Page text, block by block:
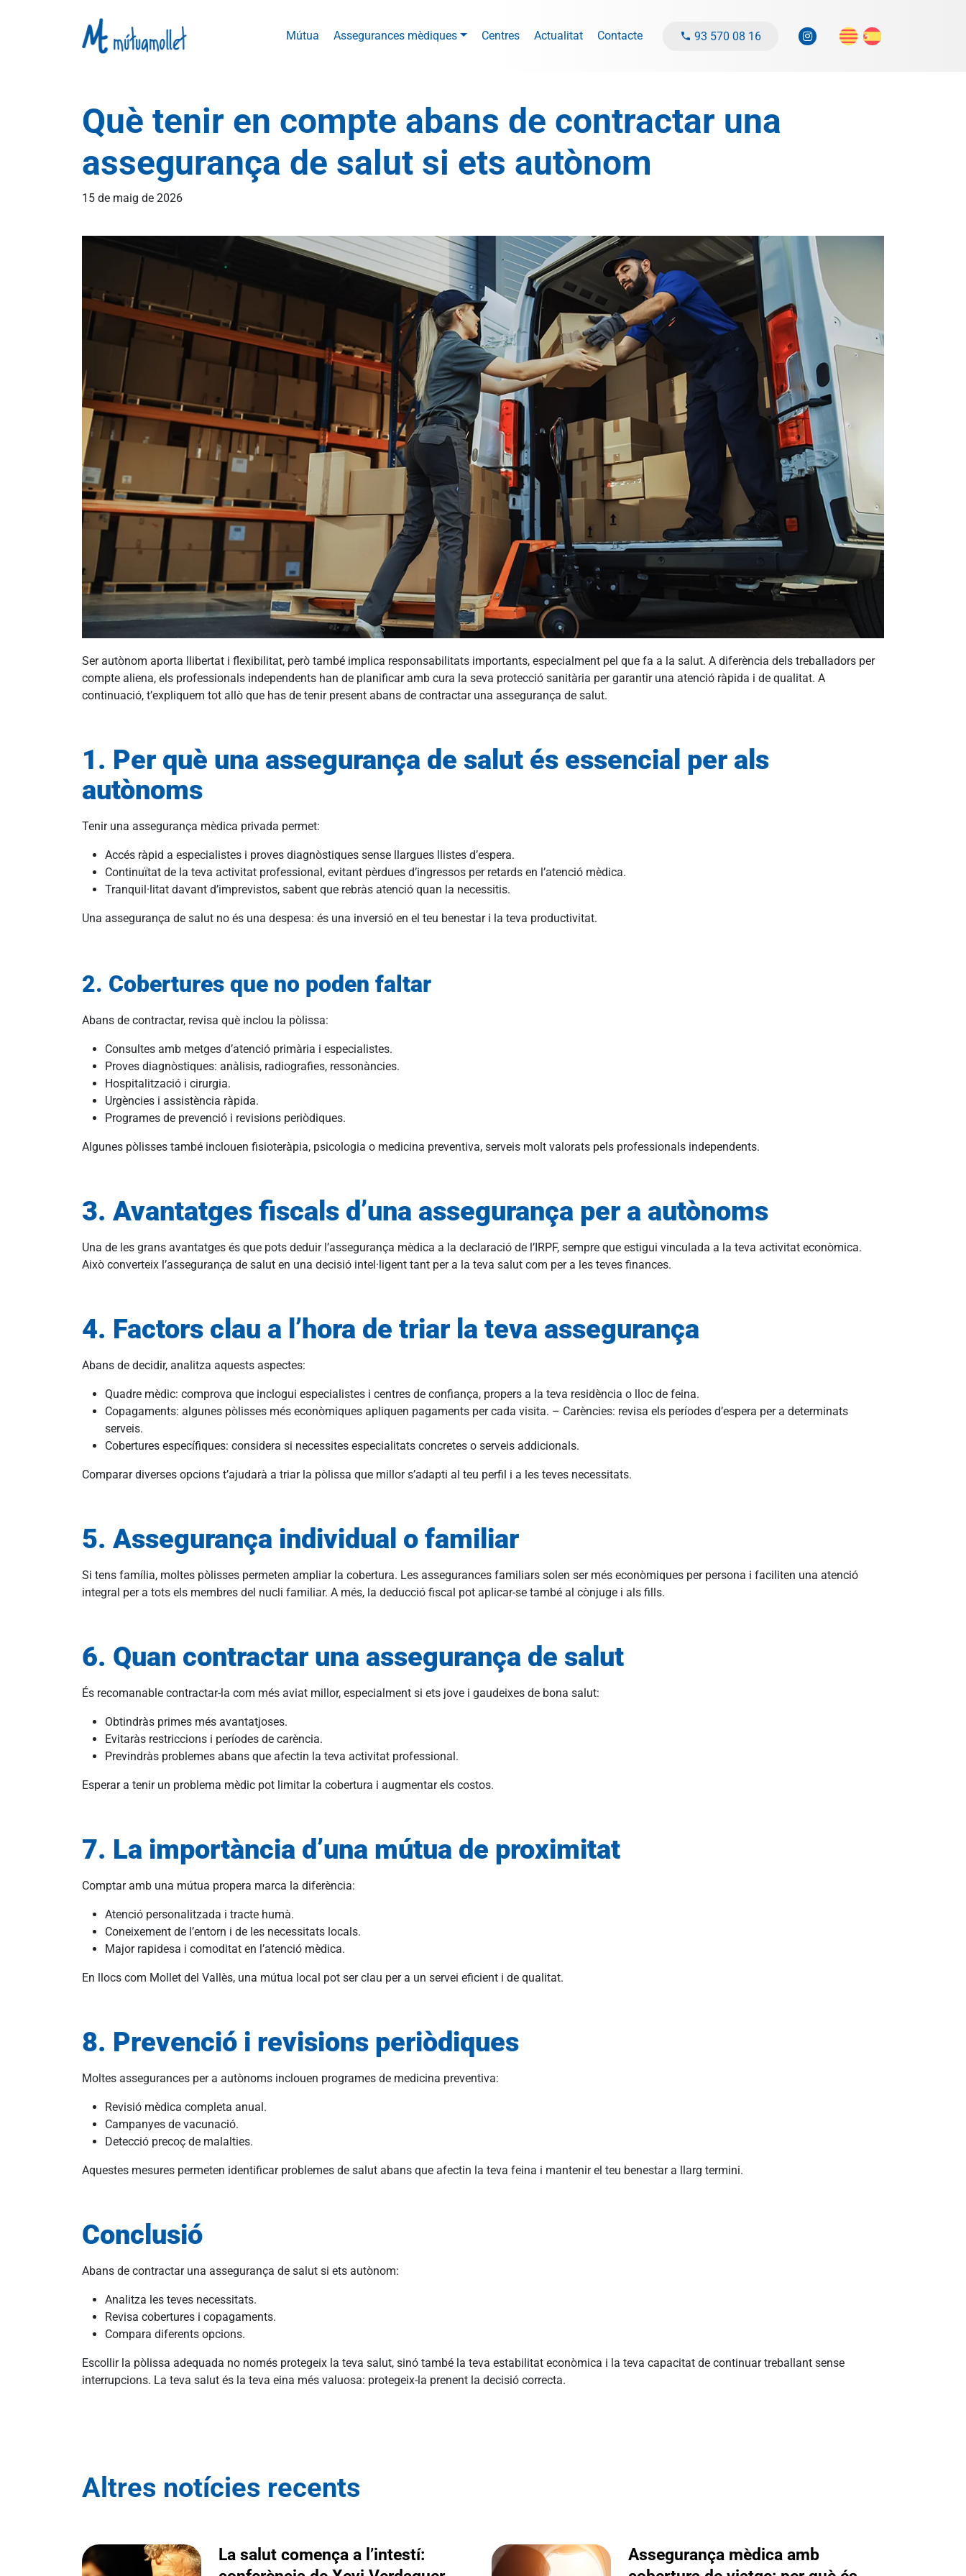
Mútua Assegurances mèdiques Centres Actualitat Contacte 93 570 08 16
Què tenir en compte abans de contractar una
assegurança de salut si ets autònom
15 de maig de 2026
Ser autònom aporta llibertat i flexibilitat, però també implica responsabilitats importants, especialment pel que fa a la salut. A diferència dels treballadors per
compte aliena, els professionals independents han de planificar amb cura la seva protecció sanitària per garantir una atenció ràpida i de qualitat. A
continuació, t’expliquem tot allò que has de tenir present abans de contractar una assegurança de salut.
1. Per què una assegurança de salut és essencial per als
autònoms
Tenir una assegurança mèdica privada permet:
Accés ràpid a especialistes i proves diagnòstiques sense llargues llistes d’espera.
Continuïtat de la teva activitat professional, evitant pèrdues d’ingressos per retards en l’atenció mèdica.
Tranquil·litat davant d’imprevistos, sabent que rebràs atenció quan la necessitis.
Una assegurança de salut no és una despesa: és una inversió en el teu benestar i la teva productivitat.
2. Cobertures que no poden faltar
Abans de contractar, revisa què inclou la pòlissa:
Consultes amb metges d’atenció primària i especialistes.
Proves diagnòstiques: anàlisis, radiografies, ressonàncies.
Hospitalització i cirurgia.
Urgències i assistència ràpida.
Programes de prevenció i revisions periòdiques.
Algunes pòlisses també inclouen fisioteràpia, psicologia o medicina preventiva, serveis molt valorats pels professionals independents.
3. Avantatges fiscals d’una assegurança per a autònoms
Una de les grans avantatges és que pots deduir l’assegurança mèdica a la declaració de l’IRPF, sempre que estigui vinculada a la teva activitat econòmica.
Això converteix l’assegurança de salut en una decisió intel·ligent tant per a la teva salut com per a les teves finances.
4. Factors clau a l’hora de triar la teva assegurança
Abans de decidir, analitza aquests aspectes:
Quadre mèdic: comprova que inclogui especialistes i centres de confiança, propers a la teva residència o lloc de feina.
Copagaments: algunes pòlisses més econòmiques apliquen pagaments per cada visita. – Carències: revisa els períodes d’espera per a determinats
serveis.
Cobertures específiques: considera si necessites especialitats concretes o serveis addicionals.
Comparar diverses opcions t’ajudarà a triar la pòlissa que millor s’adapti al teu perfil i a les teves necessitats.
5. Assegurança individual o familiar
Si tens família, moltes pòlisses permeten ampliar la cobertura. Les assegurances familiars solen ser més econòmiques per persona i faciliten una atenció
integral per a tots els membres del nucli familiar. A més, la deducció fiscal pot aplicar-se també al cònjuge i als fills.
6. Quan contractar una assegurança de salut
És recomanable contractar-la com més aviat millor, especialment si ets jove i gaudeixes de bona salut:
Obtindràs primes més avantatjoses.
Evitaràs restriccions i períodes de carència.
Previndràs problemes abans que afectin la teva activitat professional.
Esperar a tenir un problema mèdic pot limitar la cobertura i augmentar els costos.
7. La importància d’una mútua de proximitat
Comptar amb una mútua propera marca la diferència:
Atenció personalitzada i tracte humà.
Coneixement de l’entorn i de les necessitats locals.
Major rapidesa i comoditat en l’atenció mèdica.
En llocs com Mollet del Vallès, una mútua local pot ser clau per a un servei eficient i de qualitat.
8. Prevenció i revisions periòdiques
Moltes assegurances per a autònoms inclouen programes de medicina preventiva:
Revisió mèdica completa anual.
Campanyes de vacunació.
Detecció precoç de malalties.
Aquestes mesures permeten identificar problemes de salut abans que afectin la teva feina i mantenir el teu benestar a llarg termini.
Conclusió
Abans de contractar una assegurança de salut si ets autònom:
Analitza les teves necessitats.
Revisa cobertures i copagaments.
Compara diferents opcions.
Escollir la pòlissa adequada no només protegeix la teva salut, sinó també la teva estabilitat econòmica i la teva capacitat de continuar treballant sense
interrupcions. La teva salut és la teva eina més valuosa: protegeix-la prenent la decisió correcta.
Altres notícies recents
La salut comença a l’intestí:
Assegurança mèdica amb